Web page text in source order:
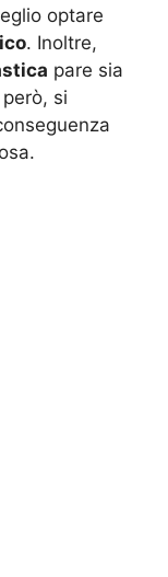
optare
. Inoltre,
pare sia
si